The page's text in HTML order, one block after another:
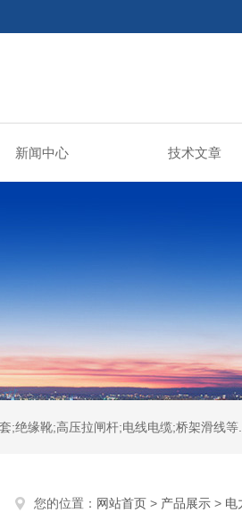
新闻中心 技术文章
;绝缘靴;高压拉闸杆;电线电缆;桥架滑线等.
您的位置： 网站首页 > 产品展示 > 电